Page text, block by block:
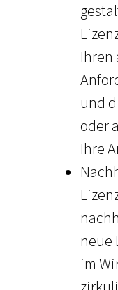
Ihren
und
oder
Ihre
neue
im